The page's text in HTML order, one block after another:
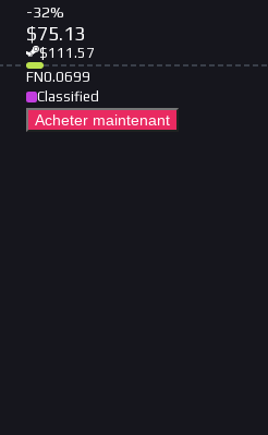
-32%
$75.13
$111.57
FN0.0699
Classified
Acheter maintenant